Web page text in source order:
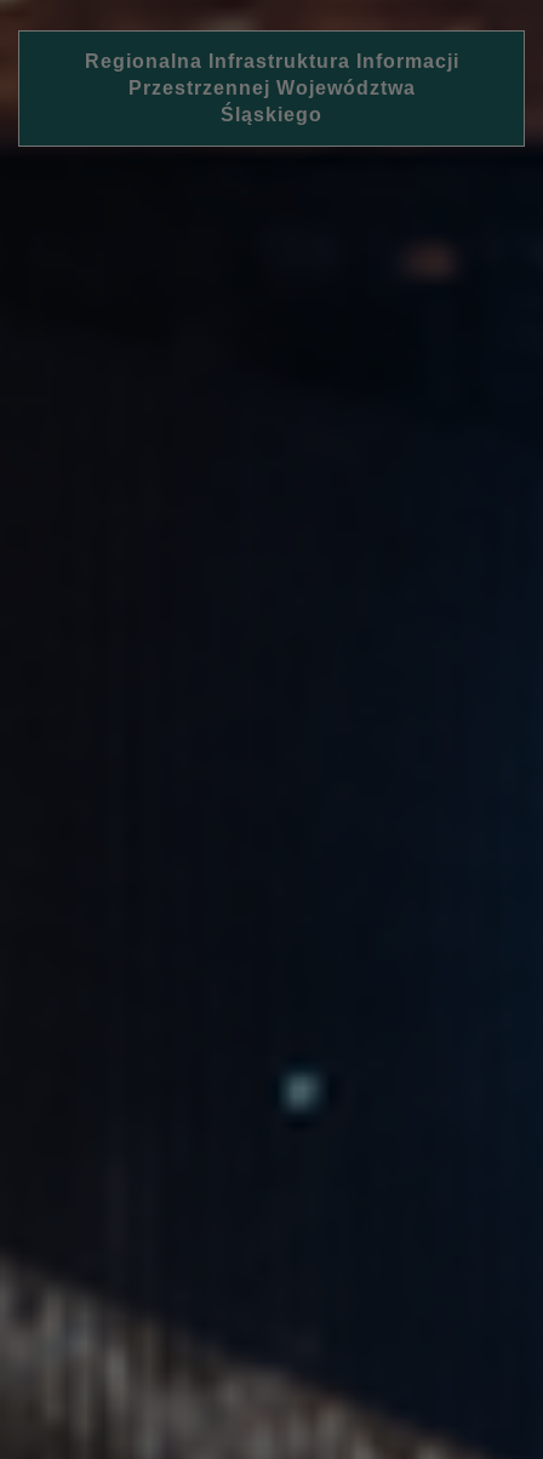
Regionalna Infrastruktura Informacji
Przestrzennej Województwa
Śląskiego